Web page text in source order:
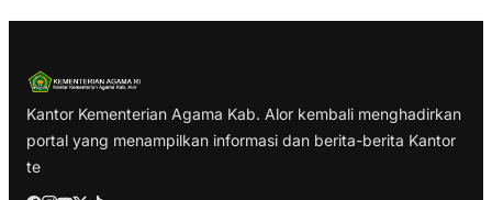
Kantor Kementerian Agama Kab. Alor kembali menghadirkan
portal yang menampilkan informasi dan berita-berita Kantor
te